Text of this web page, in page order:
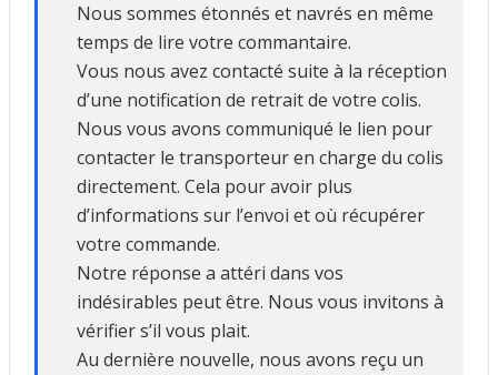
Nous sommes étonnés et navrés en même
temps de lire votre commantaire.
Vous nous avez contacté suite à la réception
d’une notification de retrait de votre colis.
Nous vous avons communiqué le lien pour
contacter le transporteur en charge du colis
directement. Cela pour avoir plus
d’informations sur l’envoi et où récupérer
votre commande.
Notre réponse a attéri dans vos
indésirables peut être. Nous vous invitons à
vérifier s’il vous plait.
Au dernière nouvelle, nous avons reçu un